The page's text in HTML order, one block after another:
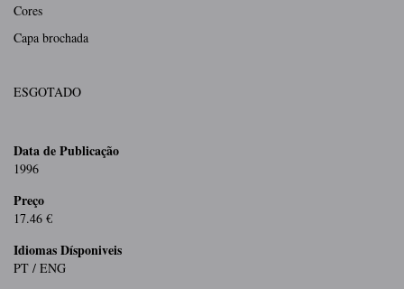
Cores
Capa brochada
ESGOTADO
Data de Publicação
1996
Preço
17.46 €
Idiomas Dísponiveis
PT / ENG